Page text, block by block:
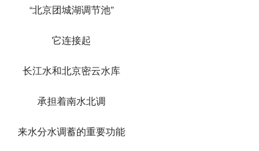
“北京团城湖调节池”
它连接起
长江水和北京密云水库
承担着南水北调
来水分水调蓄的重要功能